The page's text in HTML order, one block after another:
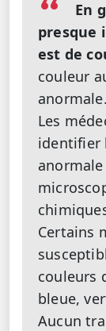
En
presque
est de
couleur
anormale.
Les
identifier
anormale
Certains
couleurs
bleue,
Aucun